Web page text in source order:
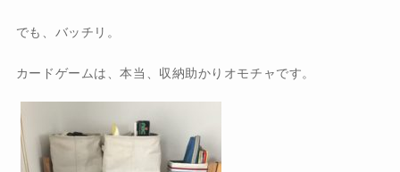
でも、バッチリ。
カードゲームは、本当、収納助かりオモチャです。